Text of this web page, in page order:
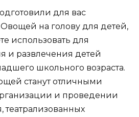
для вас
на голову для детей,
использовать для
и развлечения детей
школьного возраста.
станут отличными
и проведении
театрализованных